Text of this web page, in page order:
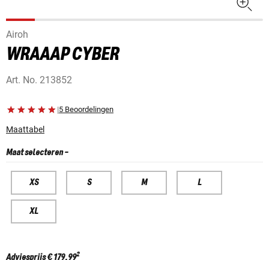
Airoh
WRAAAP CYBER
Art. No. 213852
|5 Beoordelingen
Maattabel
Maat selecteren-
XS S M L
XL
Adviesprijs€ 179,992